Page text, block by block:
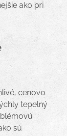
ako pri
cenovo
tepelný
sú